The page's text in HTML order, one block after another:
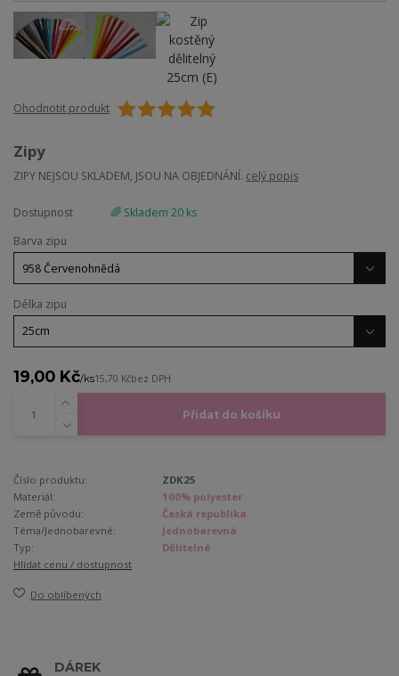
Ohodnotit produkt
Zipy
ZIPY NEJSOU SKLADEM, JSOU NA OBJEDNÁNÍ. celý popis
Dostupnost
🌈 Skladem 20 ks
Barva zipu
Délka zipu
19,00 Kč/ks15,70 Kčbez DPH
Přidat do košíku
Číslo produktu:
ZDK25
Materiál:
100% polyester
Země původu:
Česká republika
Téma/Jednobarevné:
Jednobarevná
Typ:
Dělitelné
Hlídat cenu / dostupnost
Do oblíbených
DÁREK